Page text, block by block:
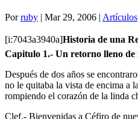
Porruby | Mar 29, 2006 | Artículos
[i:7043a3940a]Historia de una
Capitulo 1.- Un retorno lleno
Después de dos años se
no le quitaba la vista de encima a
rompiendo el corazón de la linda
Clef.- Bienvenidas a Céfiro de